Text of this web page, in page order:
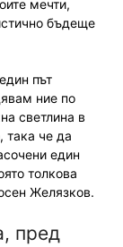
мечти,
бъдеще
път
ние по
светлина в
така че да
един
толкова
Желязков.
пред